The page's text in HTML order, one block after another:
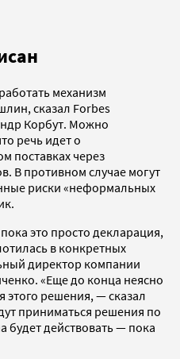
механизм
сказал Forbes
Корбут. Можно
речь идет о
поставках через
В противном случае могут
риски «неформальных
это просто декларация,
в конкретных
директор компании
«Еще до конца неясно
этого решения, — сказал
приниматься решения по
будет действовать — пока